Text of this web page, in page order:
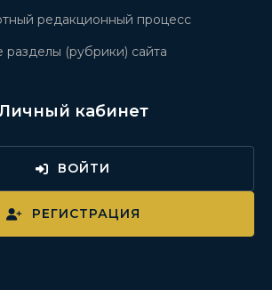
редакционный процесс
разделы (рубрики) сайта
кабинет
ВОЙТИ
РЕГИСТРАЦИЯ